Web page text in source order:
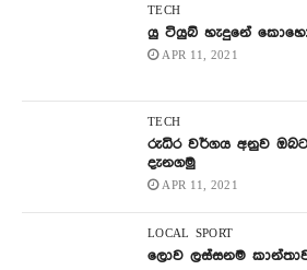
TECH
යු ටියුබ් හැදුනේ
APR 11, 2021
TECH
රුධිර වර්ගය අනුව
දැනගමු
APR 11, 2021
LOCAL SPORT
ලොව ලස්සනම